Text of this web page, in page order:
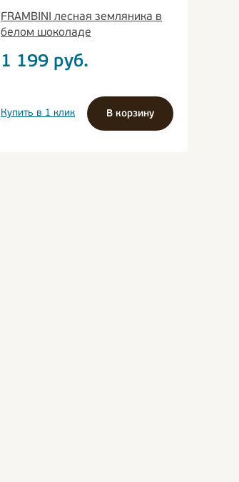
FRAMBINI лесная земляника в
белом шоколаде
1 199 руб.
Купить в 1 клик В корзину